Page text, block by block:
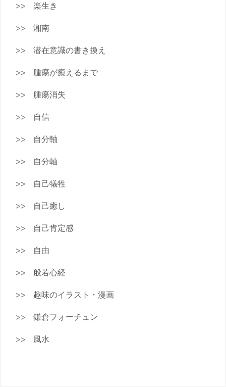
楽生き
湘南
潜在意識の書き換え
腫瘍が癒えるまで
腫瘍消失
自信
自分軸
自分軸
自己犠牲
自己癒し
自己肯定感
自由
般若心経
趣味のイラスト・漫画
鎌倉フォーチュン
風水